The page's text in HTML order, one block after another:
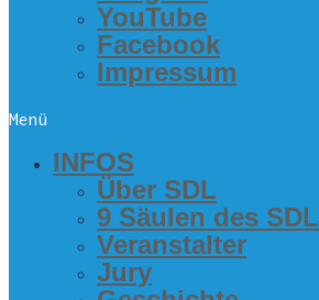
You­Tube
Face­book
Impres­sum
Menü
INFOS
Über SDL
9 Säu­len des SDL
Ver­an­stal­ter
Jury